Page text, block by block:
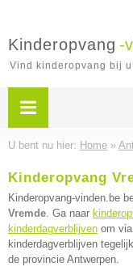
Kinderopvang -
Vind kinderopvang bij
U bent nu hier: Home »
Kinderopvang
Kinderopvang-vinden.be
Vremde. Ga naar
kinderdagverblijven om
kinderdagverblijven
de provincie Antwerpen.